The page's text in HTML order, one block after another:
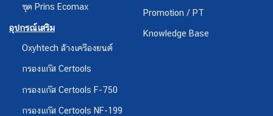
ชุด Prins Ecomax
อุปกรณ์เสริม
Oxyhtech ล้างเครืองยนต์
กรองแก๊ส Certools
กรองแก๊ส Certools F-750
กรองแก๊ส Certools NF-199
Promotion / PT
Knowledge Base